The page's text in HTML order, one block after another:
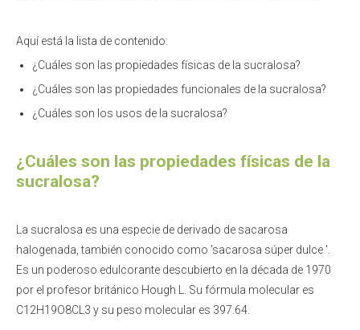
Aquí está la lista de contenido:
¿Cuáles son las propiedades físicas de la sucralosa?
¿Cuáles son las propiedades funcionales de la sucralosa?
¿Cuáles son los usos de la sucralosa?
¿Cuáles son las propiedades físicas de la
sucralosa?
La sucralosa es una especie de derivado de sacarosa
halogenada, también conocido como 'sacarosa súper dulce '.
Es un poderoso edulcorante descubierto en la década de 1970
por el profesor británico Hough L. Su fórmula molecular es
C12H19O8CL3 y su peso molecular es 397.64.